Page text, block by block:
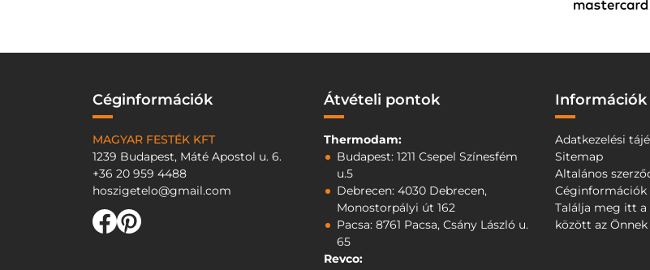
Céginformációk
MAGYAR FESTÉK KFT
1239 Budapest, Máté Apostol u. 6.
+36 20 959 4488
hoszigetelo@gmail.com
Átvételi pontok
Thermodam:
Budapest: 1211 Csepel Színesfém
u.5
Debrecen: 4030 Debrecen,
Monostorpályi út 162
Pacsa: 8761 Pacsa, Csány László u.
65
Revco:
Információk
Adatkezelési
Sitemap
Altalános
Céginformációk
Találja meg itt a
között az